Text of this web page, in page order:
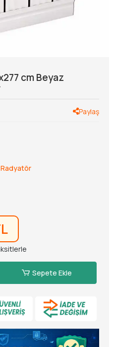
cm Beyaz
Paylaş
Sepete Ekle